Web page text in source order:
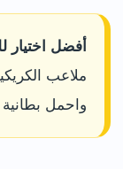
أفضل اختيار
ملاعب
واحمل